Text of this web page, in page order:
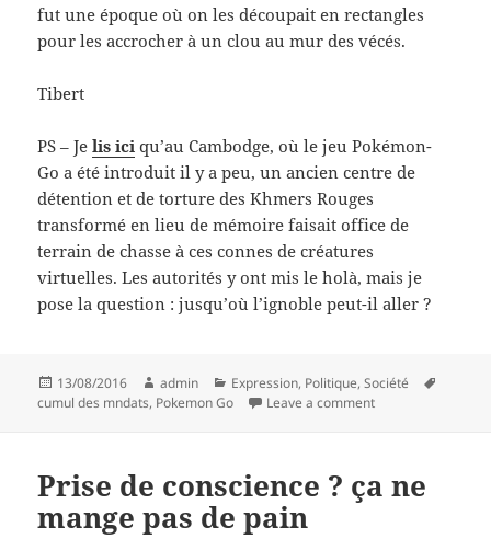
fut une époque où on les découpait en rectangles
pour les accrocher à un clou au mur des vécés.
Tibert
PS – Jelis ici qu’au Cambodge, où le jeu Pokémon-
Go a été introduit il y a peu, un ancien centre de
détention et de torture des Khmers Rouges
transformé en lieu de mémoire faisait office de
terrain de chasse à ces connes de créatures
virtuelles. Les autorités y ont mis le holà, mais je
pose la question : jusqu’où l’ignoble peut-il aller ?
Posted
on
13/08/2016 Author
admin Categories
Expression, Politique,Société
cumul des mndats, Pokemon Go Leave a commenton
Prise de conscience ? ça ne
mange pas de pain